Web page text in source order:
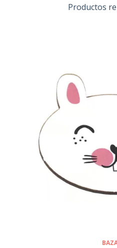
Productos